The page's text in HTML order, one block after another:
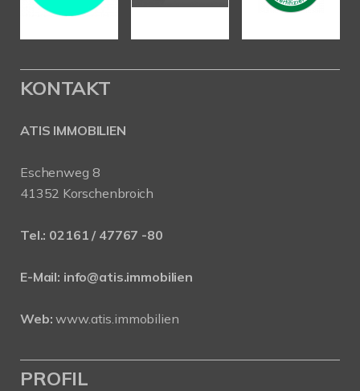
KONTAKT
ATIS IMMOBILIEN
Eschenweg 8
41352 Korschenbroich
Tel.: 02161 / 47767 -80
E-Mail: info@atis.immobilien
Web: www.atis.immobilien
PROFIL